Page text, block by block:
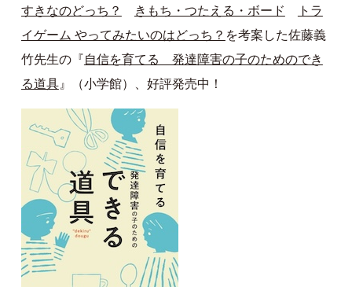
すきなのどっち？ きもち・つたえる・ボード
トラ
イゲーム やってみたいのはどっち？ を考案した佐藤義
竹先生の『自信を育てる 発達障害の子のためのでき
る道具』（小学館）、好評発売中！